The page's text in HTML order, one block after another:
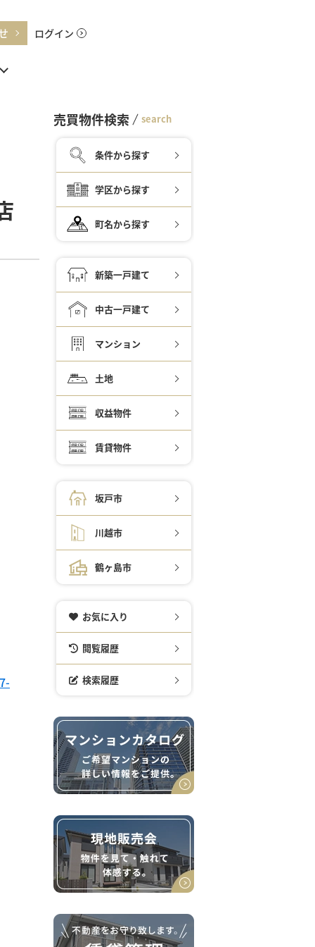
ログイン
売買物件検索 search
条件から探す
学区から探す
町名から探す
新築一戸建て
中古一戸建て
マンション
土地
収益物件
賃貸物件
坂戸市
川越市
鶴ヶ島市
お気に入り
閲覧履歴
検索履歴